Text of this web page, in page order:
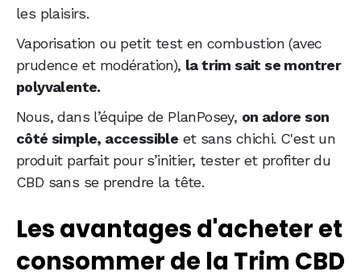
les plaisirs.
Vaporisation ou petit test en combustion (avec
prudence et modération), la trim sait se montrer
polyvalente.
Nous, dans l’équipe de PlanPosey, on adore son
côté simple, accessible et sans chichi. C'est un
produit parfait pour s’initier, tester et profiter du
CBD sans se prendre la tête.
Les avantages d'acheter et
consommer de la Trim CBD